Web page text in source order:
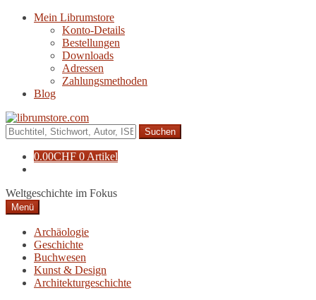
Navigation
Zum
Mein Librumstore
Konto-Details
Bestellungen
Downloads
Adressen
Zahlungsmethoden
Blog
Suche
nach:
0.00CHF 0 Artikel
Weltgeschichte im Fokus
Menü
Archäologie
Geschichte
Buchwesen
Kunst & Design
Architekturgeschichte